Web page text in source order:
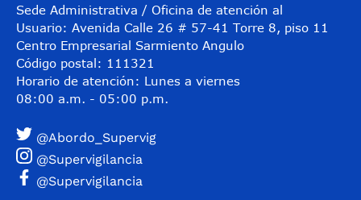
Sede Administrativa / Oficina de atención al
Usuario: Avenida Calle 26 # 57-41 Torre 8, piso 11
Centro Empresarial Sarmiento Angulo
Código postal: 111321
Horario de atención: Lunes a viernes
08:00 a.m. - 05:00 p.m.
@Abordo_Supervig
@Supervigilancia
@Supervigilancia